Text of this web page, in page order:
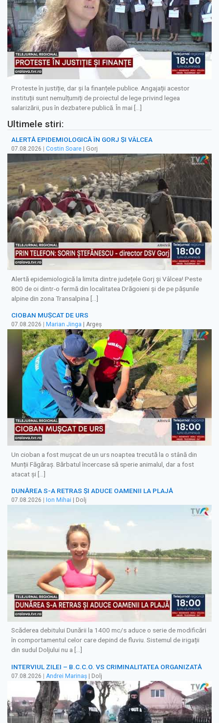
Proteste în justiție, dar și la finanțele publice. Angajații acestor
instituții sunt nemulțumiți de proiectul de lege privind legea
salarizării, pus în dezbatere publică. În mai […]
Ultimele stiri:
ALERTĂ EPIDEMIOLOGICĂ ÎN GORJ ȘI VÂLCEA
07.08.2026 | Costin Soare | Gorj
Alertă epidemiologică la limita dintre județele Gorj și Vâlcea! Peste
800 de oi dintr-o fermă din localitatea Drăgoieni și de pe pășunile
alpine din zona Transalpina […]
CIOBAN MUȘCAT DE URS
07.08.2026 Marian Jinga | Argeș
Un cioban a fost mușcat de un urs noaptea trecută la o stână din
Munții Făgăraș. Bărbatul încercase să sperie animalul, dar a fost
atacat și […]
DUNĂREA S-A RETRAS ŞI ADUCE OAMENII LA PLAJĂ
07.08.2026 Ion Mihai | Dolj
Scăderea debitului Dunării la 1400 mc/s aduce o serie de modificări
în comportamentul celor care depind de fluviu. Sistemul de irigații
din sudul Doljului nu a […]
INTERVIUL ZILEI – B.C.C.O. VS CRIMINALITATEA ORGANIZATĂ
07.08.2026 | Andrei Marinaș | Dolj